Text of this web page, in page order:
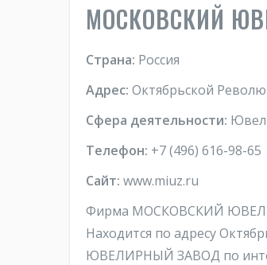
МОСКОВСКИЙ
Страна: Россия
Адрес: Октябрьской
Сфера деятельности:
Телефон: +7 (496) 616-98-65
Сайт: www.miuz.ru
Фирма МОСКОВСКИЙ
Находится по адресу
ЮВЕЛИРНЫЙ ЗАВОД по